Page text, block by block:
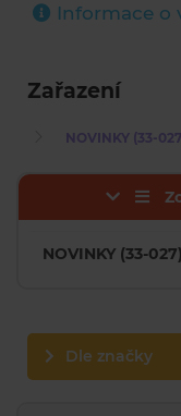
Informace o
Zařazení
NOVINKY (33-027)
NOVINKY (33-027)
Dle značky